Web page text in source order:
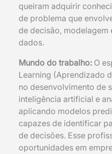
queiram adquirir
de problema que
de decisão, modelagem
dados.
Mundo do trabalho: O
Learning (Aprendizado
no desenvolvimento de
inteligência artificial e
aplicando modelos
capazes de identificar
de decisões. Esse
oportunidades em